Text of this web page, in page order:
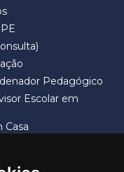
Pedagógico
Escolar em
Casa